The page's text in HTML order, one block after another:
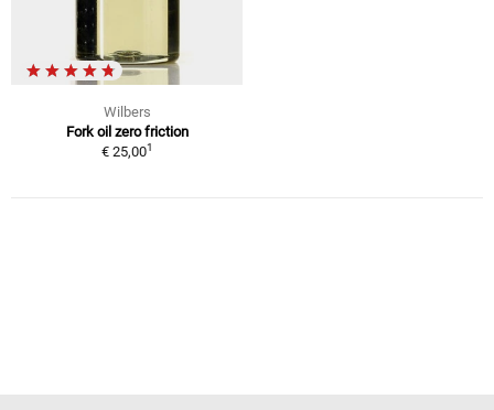
Wilbers
Fork oil zero friction
€ 25,001